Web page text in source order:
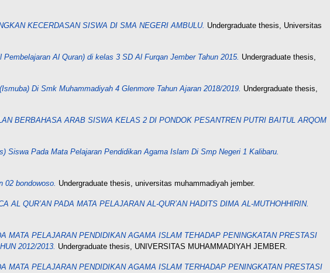
KECERDASAN SISWA DI SMA NEGERI AMBULU. Undergraduate thesis, Universitas
Al Quran) di kelas 3 SD Al Furqan Jember Tahun 2015. Undergraduate thesis,
Di Smk Muhammadiyah 4 Glenmore Tahun Ajaran 2018/2019. Undergraduate thesis,
BERBAHASA ARAB SISWA KELAS 2 DI PONDOK PESANTREN PUTRI BAITUL ARQOM
Siswa Pada Mata Pelajaran Pendidikan Agama Islam Di Smp Negeri 1 Kalibaru.
02 bondowoso. Undergraduate thesis, universitas muhammadiyah jember.
QUR’AN PADA MATA PELAJARAN AL-QUR’AN HADITS DIMA AL-MUTHOHHIRIN.
PELAJARAN PENDIDIKAN AGAMA ISLAM TEHADAP PENINGKATAN PRESTASI
2012/2013. Undergraduate thesis, UNIVERSITAS MUHAMMADIYAH JEMBER.
PELAJARAN PENDIDIKAN AGAMA ISLAM TERHADAP PENINGKATAN PRESTASI